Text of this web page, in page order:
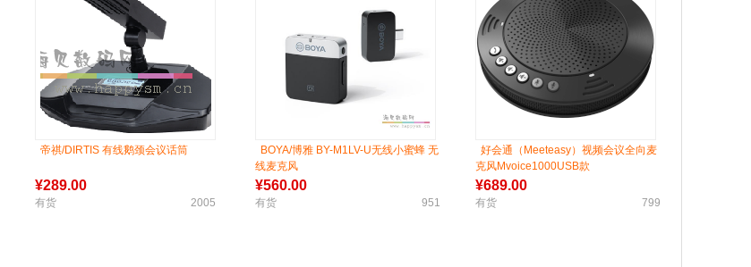
帝祺/DIRTIS 有线鹅颈会议话筒
¥289.00
有货 2005
BOYA/博雅 BY-M1LV-U无线小蜜蜂 无
线麦克风
¥560.00
有货 951
好会通（Meeteasy）视频会议全向麦
克风Mvoice1000USB款
¥689.00
有货 799